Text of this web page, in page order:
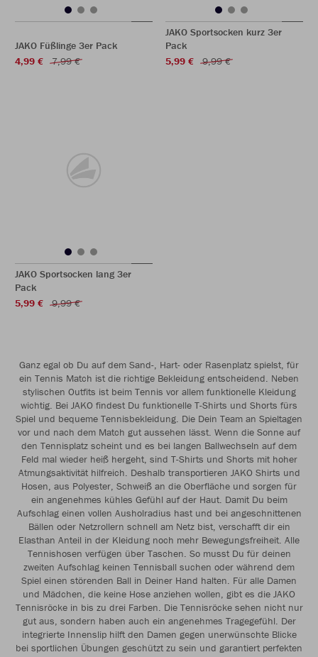
JAKO Füßlinge 3er Pack
4,99 €
7,99 €
JAKO Sportsocken kurz 3er
Pack
5,99 €
9,99 €
JAKO Sportsocken lang 3er
Pack
5,99 €
9,99 €
Ganz egal ob Du auf dem Sand-, Hart- oder Rasenplatz spielst, für
ein Tennis Match ist die richtige Bekleidung entscheidend. Neben
stylischen Outfits ist beim Tennis vor allem funktionelle Kleidung
wichtig. Bei JAKO findest Du funktionelle T-Shirts und Shorts fürs
Spiel und bequeme Tennisbekleidung. Die Dein Team an Spieltagen
vor und nach dem Match gut aussehen lässt. Wenn die Sonne auf
den Tennisplatz scheint und es bei langen Ballwechseln auf dem
Feld mal wieder heiß hergeht, sind T-Shirts und Shorts mit hoher
Atmungsaktivität hilfreich. Deshalb transportieren JAKO Shirts und
Hosen, aus Polyester, Schweiß an die Oberfläche und sorgen für
ein angenehmes kühles Gefühl auf der Haut. Damit Du beim
Aufschlag einen vollen Ausholradius hast und bei angeschnittenen
Bällen oder Netzrollern schnell am Netz bist, verschafft dir ein
Elasthan Anteil in der Kleidung noch mehr Bewegungsfreiheit. Alle
Tennishosen verfügen über Taschen. So musst Du für deinen
zweiten Aufschlag keinen Tennisball suchen oder während dem
Spiel einen störenden Ball in Deiner Hand halten. Für alle Damen
und Mädchen, die keine Hose anziehen wollen, gibt es die JAKO
Tennisröcke in bis zu drei Farben. Die Tennisröcke sehen nicht nur
gut aus, sondern haben auch ein angenehmes Tragegefühl. Der
integrierte Innenslip hilft den Damen gegen unerwünschte Blicke
bei sportlichen Übungen geschützt zu sein und garantiert perfekten